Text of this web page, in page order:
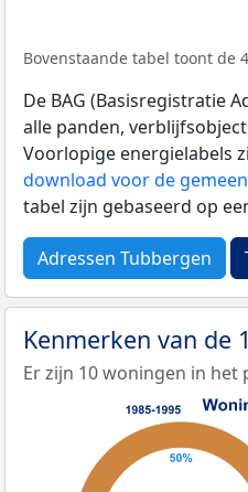
Bovenstaande tabel toont de
De BAG (Basisregistratie
alle panden,
Voorlopige energielabels
download voor de
tabel zijn gebaseerd op
Adressen Tubbergen
Kenmerken van de
Er zijn 10 woningen in het